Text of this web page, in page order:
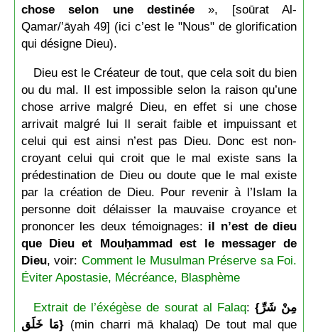
chose selon une destinée», [soūrat Al-
Qamar/’āyah 49] (ici c’est le "Nous" de glorification
qui désigne Dieu).
Dieu est le Créateur de tout, que cela soit du bien
ou du mal. Il est impossible selon la raison qu’une
chose arrive malgré Dieu, en effet si une chose
arrivait malgré lui Il serait faible et impuissant et
celui qui est ainsi n’est pas Dieu. Donc est non-
croyant celui qui croit que le mal existe sans la
prédestination de Dieu ou doute que le mal existe
par la création de Dieu. Pour revenir à l’Islam la
personne doit délaisser la mauvaise croyance et
prononcer les deux témoignages: il n’est de dieu
que Dieu et Mouḥammad est le messager de
Dieu, voir: Comment le Musulman Préserve sa Foi.
Éviter Apostasie, Mécréance, Blasphème
Extrait de l’éxégèse de sourat al Falaq:{مِنْ شَرِّ
مَا خَلَق} (min charri mā khalaq) De tout mal que